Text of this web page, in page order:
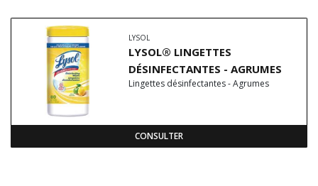
LYSOL
LYSOL® LINGETTES
DÉSINFECTANTES - AGRUMES
Lingettes désinfectantes - Agrumes
CONSULTER